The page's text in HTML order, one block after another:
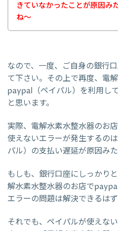
きていなかったことが原因み
ね～
なので、一度、ご自身の銀行
て下さい。その上で再度、電
paypal（ペイパル）を利用し
と思います。
実際、電解水素水整水器のお
使えないエラーが発生するの
パル）の支払い遅延が原因みた
もしも、銀行口座にしっかり
解水素水整水器のお店で
エラーの問題は解決できるはず
それでも、ペイパルが使えな